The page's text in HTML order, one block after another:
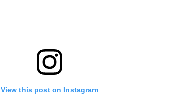
View this post on Instagram